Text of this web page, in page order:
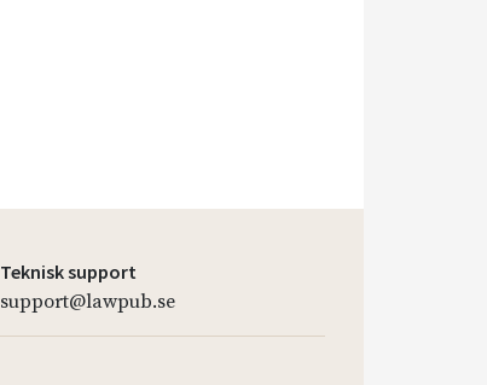
Teknisk support
support@lawpub.se